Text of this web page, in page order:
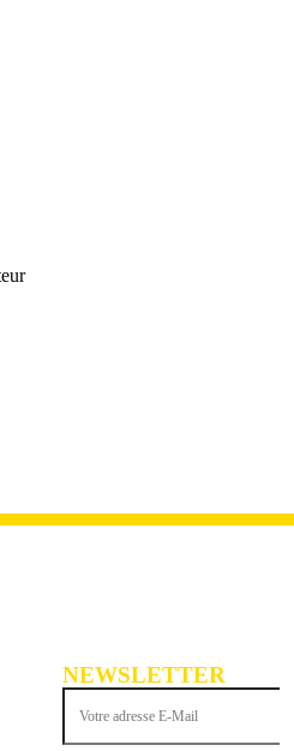
NEWSLETTER